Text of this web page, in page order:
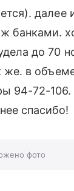
банками.
до 70
же. в
94-72-106.
спасибо!
фото